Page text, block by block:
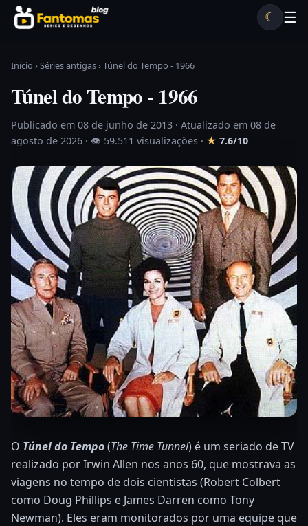
Pular para o conteúdo
☰
☾
Início ›Séries antigas›Túnel do Tempo - 1966
Túnel do Tempo - 1966
Publicado em 08 de junho de 2013 · Atualizado em 08 de
agosto de 2026 · 👁 59.511 visualizações · ★ 7.6/10
O Túnel do Tempo(The Time Tunnel) é um seriado de TV
realizado por Irwin Allen nos anos 60, que mostrava as
viagens no tempo de dois cientistas (Robert Colbert
como Doug Phillips e James Darren como Tony
Newman). Eles eram monitorados por uma equipe que